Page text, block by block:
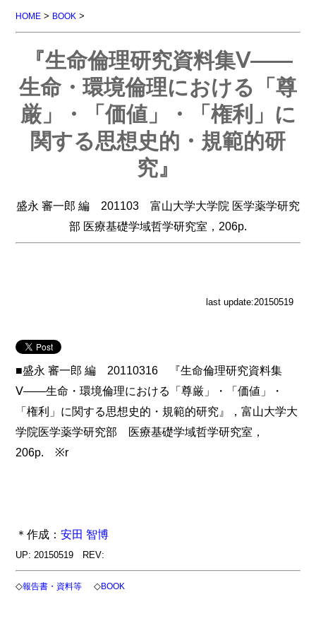
HOME > BOOK >
『生命倫理研究資料集Ⅴ――
生命・環境倫理における「尊
厳」・「価値」・「権利」に
関する思想史的・規範的研
究』
盛永 審一郎 編 201103 富山大学大学院 医学薬学研究
部 医療基礎学域哲学研究室，206p.
last update:20150519
■盛永 審一郎 編 20110316 『生命倫理研究資料集
Ⅴ――生命・環境倫理における「尊厳」・「価値」・
「権利」に関する思想史的・規範的研究』，富山大学大
学院医学薬学研究部 医療基礎学域哲学研究室，
206p. ※r
＊作成：安田 智博
UP: 20150519 REV:
◇報告書・資料等 ◇BOOK